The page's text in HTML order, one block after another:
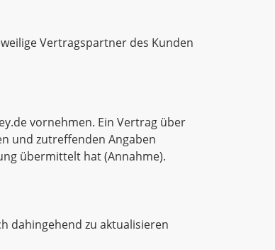
Vertragspartner des Kunden
vornehmen. Ein Vertrag über
und zutreffenden Angaben
übermittelt hat (Annahme).
dahingehend zu aktualisieren